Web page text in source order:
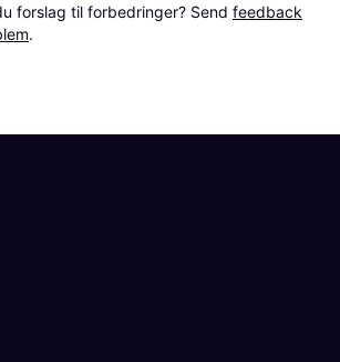
forslag til forbedringer? Send feedback
.